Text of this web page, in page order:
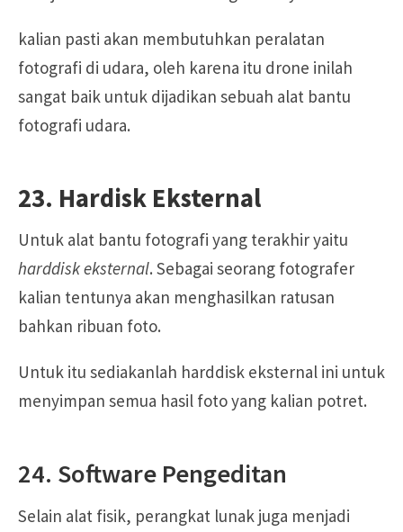
kalian pasti akan membutuhkan peralatan
fotografi di udara, oleh karena itu drone inilah
sangat baik untuk dijadikan sebuah alat bantu
fotografi udara.
23. Hardisk Eksternal
Untuk alat bantu fotografi yang terakhir yaitu
harddisk eksternal. Sebagai seorang fotografer
kalian tentunya akan menghasilkan ratusan
bahkan ribuan foto.
Untuk itu sediakanlah harddisk eksternal ini untuk
menyimpan semua hasil foto yang kalian potret.
24. Software Pengeditan
Selain alat fisik, perangkat lunak juga menjadi